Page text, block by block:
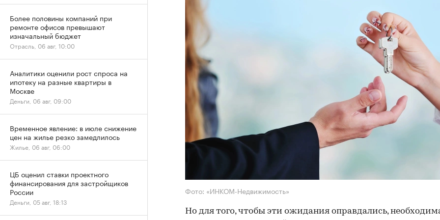
Фото: «ИНКОМ-Недвижимость»
Но для того, чтобы эти ожидания оправдались,
Более половины компаний при
ремонте офисов превышают
изначальный бюджет
Отрасль, 06 авг, 10:00
Аналитики оценили рост спроса на
ипотеку на разные квартиры в
Москве
Деньги, 06 авг, 09:00
Временное явление: в июле снижение
цен на жилье резко замедлилось
Жилье, 06 авг, 06:00
ЦБ оценил ставки проектного
финансирования для застройщиков
России
Деньги, 05 авг, 18:13